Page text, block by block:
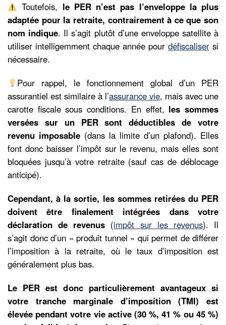
Toutefois, le PER n’est pas l’enveloppe la plus
adaptée pour la retraite, contrairement à ce que son
nom indique. Il s’agit plutôt d’une enveloppe satellite à
utiliser intelligemment chaque année pour défiscaliser si
nécessaire.
Pour rappel, le fonctionnement global d’un PER
assurantiel est similaire à l’assurance vie, mais avec une
carotte fiscale sous conditions. En effet, les sommes
versées sur un PER sont déductibles de votre
revenu imposable (dans la limite d’un plafond). Elles
font donc baisser l’impôt sur le revenu, mais elles sont
bloquées jusqu’à votre retraite (sauf cas de déblocage
anticipé).
Cependant, à la sortie, les sommes retirées du PER
doivent être finalement intégrées dans votre
déclaration de revenus (impôt sur les revenus). Il
s’agit donc d’un « produit tunnel » qui permet de différer
l’imposition à la retraite, où le taux d’imposition est
généralement plus bas.
Le PER est donc particulièrement avantageux si
votre tranche marginale d’imposition (TMI) est
élevée pendant votre vie active (30 %, 41 % ou 45 %)